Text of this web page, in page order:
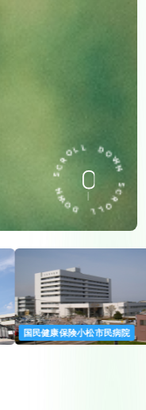
S
CR O L
D
O
N
S
C
R
O
L
D
O
N
公立丹南病院